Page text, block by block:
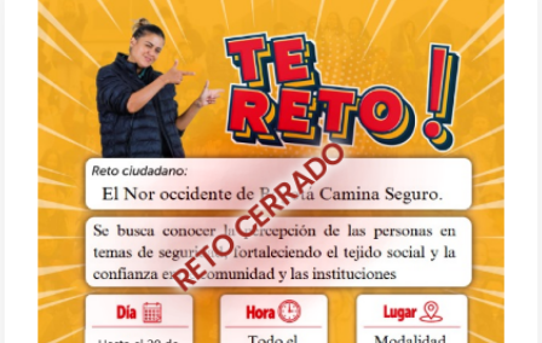
RETO CERRADO
El Noroccidente de Bogotá Camina
Segura
IR AL RETO